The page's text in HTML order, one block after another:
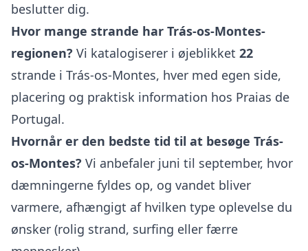
beslutter dig.
Hvor mange strande har Trás-os-Montes-
regionen? Vi katalogiserer i øjeblikket 22
strande i Trás-os-Montes, hver med egen side,
placering og praktisk information hos Praias de
Portugal.
Hvornår er den bedste tid til at besøge Trás-
os-Montes? Vi anbefaler juni til september, hvor
dæmningerne fyldes op, og vandet bliver
varmere, afhængigt af hvilken type oplevelse du
ønsker (rolig strand, surfing eller færre